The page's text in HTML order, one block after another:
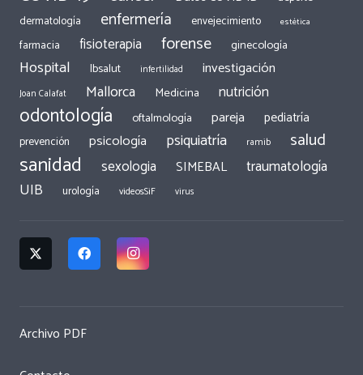
dermatología
enfermería envejecimiento estética
farmacia fisioterapia forense ginecología
Hospital Ibsalut infertilidad investigación
Joan Calafat Mallorca Medicina nutrición
odontología oftalmología pareja pediatría
prevención psicología psiquiatría ramib salud
sanidad sexologia SIMEBAL traumatología
UIB urología videosSiF virus
Archivo PDF